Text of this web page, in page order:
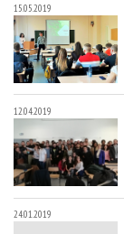
15.05.2019
12.04.2019
24.01.2019